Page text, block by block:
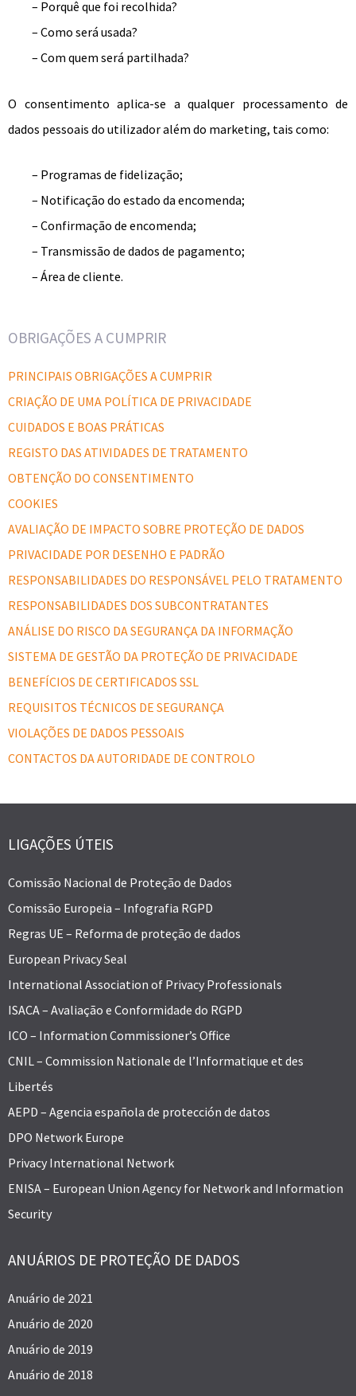
– Porquê que foi recolhida?
– Como será usada?
– Com quem será partilhada?
O consentimento aplica-se a qualquer processamento de
dados pessoais do utilizador além do marketing, tais como:
– Programas de fidelização;
– Notificação do estado da encomenda;
– Confirmação de encomenda;
– Transmissão de dados de pagamento;
– Área de cliente.
OBRIGAÇÕES A CUMPRIR
PRINCIPAIS OBRIGAÇÕES A CUMPRIR
CRIAÇÃO DE UMA POLÍTICA DE PRIVACIDADE
CUIDADOS E BOAS PRÁTICAS
REGISTO DAS ATIVIDADES DE TRATAMENTO
OBTENÇÃO DO CONSENTIMENTO
COOKIES
AVALIAÇÃO DE IMPACTO SOBRE PROTEÇÃO DE DADOS
PRIVACIDADE POR DESENHO E PADRÃO
RESPONSABILIDADES DO RESPONSÁVEL PELO TRATAMENTO
RESPONSABILIDADES DOS SUBCONTRATANTES
ANÁLISE DO RISCO DA SEGURANÇA DA INFORMAÇÃO
SISTEMA DE GESTÃO DA PROTEÇÃO DE PRIVACIDADE
BENEFÍCIOS DE CERTIFICADOS SSL
REQUISITOS TÉCNICOS DE SEGURANÇA
VIOLAÇÕES DE DADOS PESSOAIS
CONTACTOS DA AUTORIDADE DE CONTROLO
LIGAÇÕES ÚTEIS
Comissão Nacional de Proteção de Dados
Comissão Europeia – Infografia RGPD
Regras UE – Reforma de proteção de dados
European Privacy Seal
International Association of Privacy Professionals
ISACA – Avaliação e Conformidade do RGPD
ICO – Information Commissioner’s Office
CNIL – Commission Nationale de l’Informatique et des
Libertés
AEPD – Agencia española de protección de datos
DPO Network Europe
Privacy International Network
ENISA – European Union Agency for Network and Information
Security
ANUÁRIOS DE PROTEÇÃO DE DADOS
Anuário de 2021
Anuário de 2020
Anuário de 2019
Anuário de 2018